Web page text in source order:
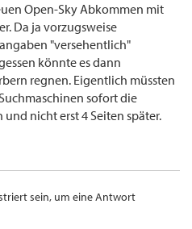
Open-Sky Abkommen mit
Da ja vorzugsweise
"versehentlich"
könnte es dann
regnen. Eigentlich müssten
sofort die
nicht erst 4 Seiten später.
sein, um eine Antwort